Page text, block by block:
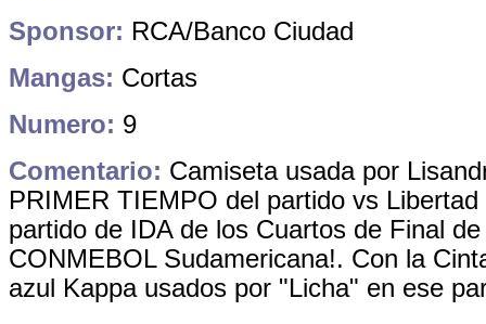
Sponsor: RCA/Banco Ciudad
Mangas: Cortas
Numero: 9
Comentario: Camiseta usada por
PRIMER TIEMPO del partido vs
partido de IDA de los Cuartos de Final
CONMEBOL Sudamericana!. Con la
azul Kappa usados por "Licha" en ese